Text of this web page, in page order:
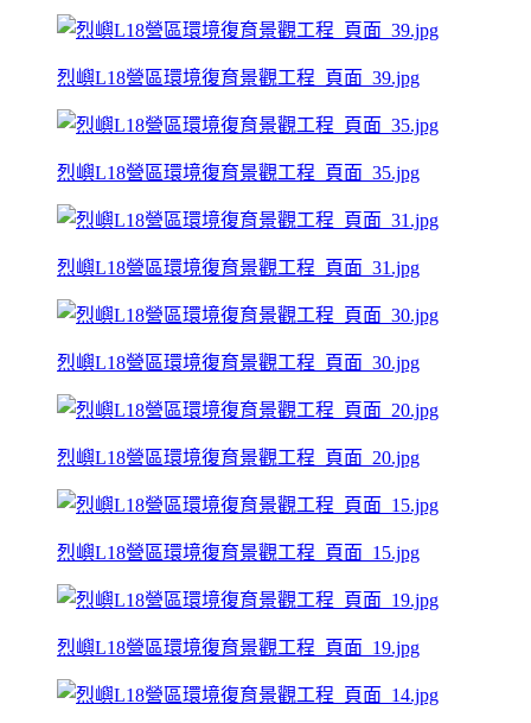
烈嶼L18營區環境復育景觀工程_頁面_39.jpg
烈嶼L18營區環境復育景觀工程_頁面_35.jpg
烈嶼L18營區環境復育景觀工程_頁面_31.jpg
烈嶼L18營區環境復育景觀工程_頁面_30.jpg
烈嶼L18營區環境復育景觀工程_頁面_20.jpg
烈嶼L18營區環境復育景觀工程_頁面_15.jpg
烈嶼L18營區環境復育景觀工程_頁面_19.jpg